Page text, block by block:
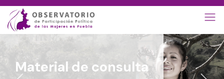
Material de consulta